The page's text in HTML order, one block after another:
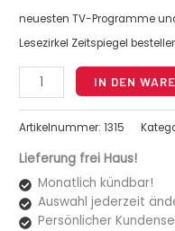
neuesten TV-Programme
Lesezirkel Zeitspiegel
IN DEN
Artikelnummer:1315
Lieferung frei Haus!
Monatlich kündbar!
Auswahl jederzeit
Persönlicher